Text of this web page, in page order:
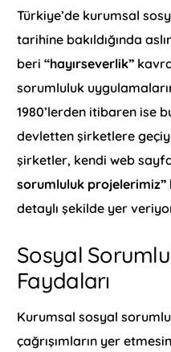
Türkiye’de kurumsal
tarihine bakıldığında
beri“hayırseverlik”
sorumluluk
1980’lerden itibaren ise
devletten şirketlere
şirketler, kendi web
sorumluluk projelerimiz”
detaylı şekilde yer
Sosyal
Faydaları
Kurumsal sosyal
çağrışımların yer